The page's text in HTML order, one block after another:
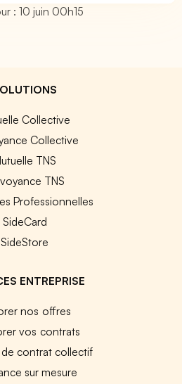
: 10 juin 00h15
Collective
Collective
TNS
TNS
Professionnelles
SideCard
SideStore
ENTREPRISE
nos offres
vos contrats
contrat collectif
sur mesure